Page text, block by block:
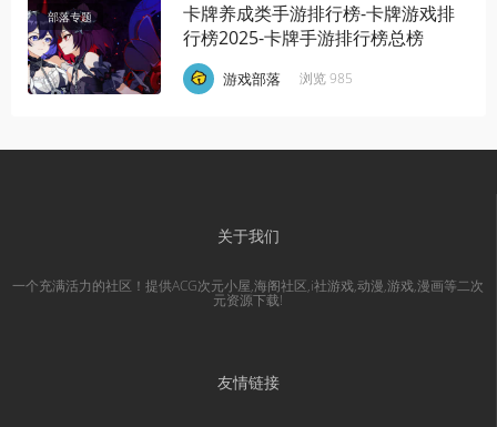
部落专题
卡牌养成类手游排行榜-卡牌游戏排
行榜2025-卡牌手游排行榜总榜
游戏部落 浏览 985
关于我们
一个充满活力的社区！提供ACG次元小屋,海阁社区,i社游戏,动漫,游戏,漫画等二次
元资源下载!
友情链接